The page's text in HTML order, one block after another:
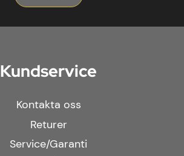
Kundservice
Kontakta oss
Returer
Service/Garanti